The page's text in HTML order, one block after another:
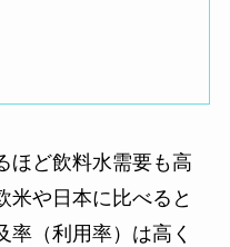
ほど飲料水需要も高
米や日本に比べると
率（利用率）は高く